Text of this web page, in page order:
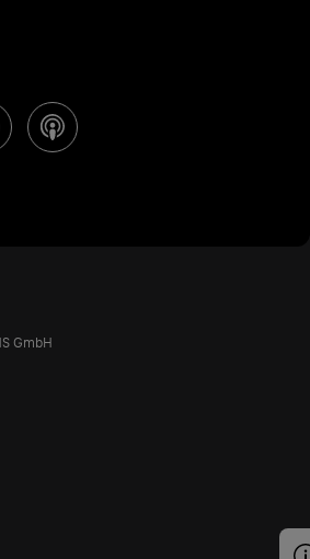
GmbH